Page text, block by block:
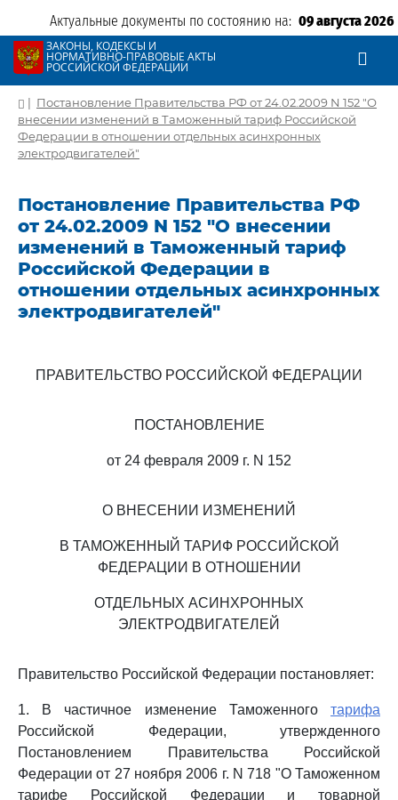
Актуальные документы по состоянию на: 09 августа 2026
ЗАКОНЫ, КОДЕКСЫ И
НОРМАТИВНО-ПРАВОВЫЕ АКТЫ
РОССИЙСКОЙ ФЕДЕРАЦИИ
| Постановление Правительства РФ от 24.02.2009 N 152 "О
внесении изменений в Таможенный тариф Российской
Федерации в отношении отдельных асинхронных
электродвигателей"
Постановление Правительства РФ
от 24.02.2009 N 152 "О внесении
изменений в Таможенный тариф
Российской Федерации в
отношении отдельных асинхронных
электродвигателей"
ПРАВИТЕЛЬСТВО РОССИЙСКОЙ ФЕДЕРАЦИИ
ПОСТАНОВЛЕНИЕ
от 24 февраля 2009 г. N 152
О ВНЕСЕНИИ ИЗМЕНЕНИЙ
В ТАМОЖЕННЫЙ ТАРИФ РОССИЙСКОЙ
ФЕДЕРАЦИИ В ОТНОШЕНИИ
ОТДЕЛЬНЫХ АСИНХРОННЫХ
ЭЛЕКТРОДВИГАТЕЛЕЙ
Правительство Российской Федерации постановляет:
1. В частичное изменение Таможенного тарифа
Российской Федерации, утвержденного
Постановлением Правительства Российской
Федерации от 27 ноября 2006 г. N 718 "О Таможенном
тарифе Российской Федерации и товарной